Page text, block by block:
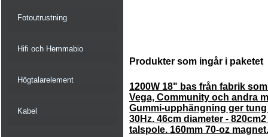
Fotoutrustning
Hifi och Hemmabio
Högtalarelement
Kabel
Produkter som ingår i paketet
1200W 18" bas från fabrik
Vega, Community och andra
Gummi-upphängning ger
30Hz. 46cm diameter -
talspole. 160mm 70-oz